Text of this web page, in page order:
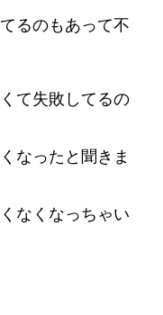
るのもあって不
て失敗してるの
なったと聞きま
なくなっちゃい